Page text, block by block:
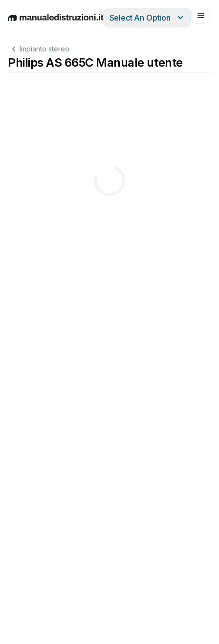
EnglishDeutschEspañolItalianoFrançais
Select An Option
Impianto stereo
Philips AS 665C Manuale utente